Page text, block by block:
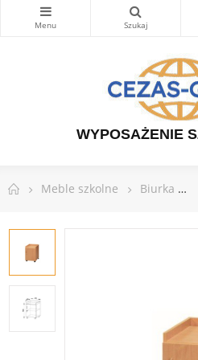
WYPOSAŻENIE
Meble szkolne Biurka